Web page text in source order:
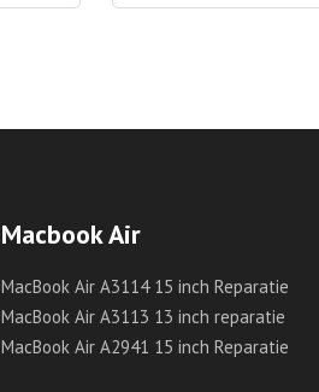
Macbook Air
MacBook Air A3114 15 inch Reparatie
MacBook Air A3113 13 inch reparatie
MacBook Air A2941 15 inch Reparatie